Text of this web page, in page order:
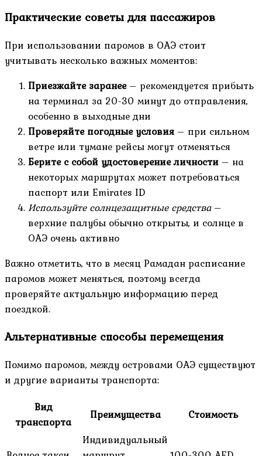
Практические советы для пассажиров
При использовании паромов в ОАЭ стоит
учитывать несколько важных моментов:
Приезжайте заранее– рекомендуется прибыть
на терминал за 20-30 минут до отправления,
особенно в выходные дни
Проверяйте погодные условия – при сильном
ветре или тумане рейсы могут отменяться
Берите с собой удостоверение личности – на
некоторых маршрутах может потребоваться
паспорт или Emirates ID
Используйте солнцезащитные средства–
верхние палубы обычно открыты, и солнце в
ОАЭ очень активно
Важно отметить, что в месяц Рамадан расписание
паромов может меняться, поэтому всегда
проверяйте актуальную информацию перед
поездкой.
Альтернативные способы перемещения
Помимо паромов, между островами ОАЭ существуют
и другие варианты транспорта:
Вид
транспорта
Преимущества Стоимость
Индивидуальный